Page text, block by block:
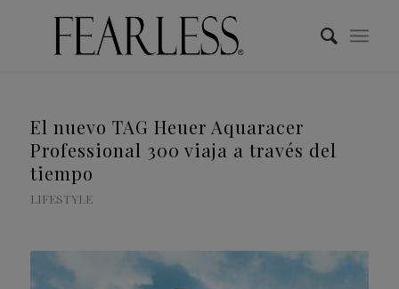
El nuevo TAG Heuer Aquaracer
Professional 300 viaja a través del
tiempo
LIFESTYLE